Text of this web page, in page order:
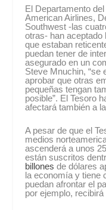
El Departamento
American Airlines,
Southwest -las
otras- han aceptado
que estaban
puedan tener de
asegurado en un
Steve Mnuchin, “se
aprobar que otras
pequeñas tengan
posible”. El Tesoro
afectará también a
A pesar de que el
medios
ascenderá a unos
están suscritos
billones de dólares
la economía y tiene
puedan afrontar el
por ejemplo,